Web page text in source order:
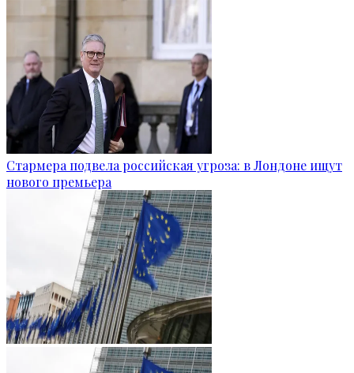
Стармера подвела российская угроза: в Лондоне ищут
нового премьера